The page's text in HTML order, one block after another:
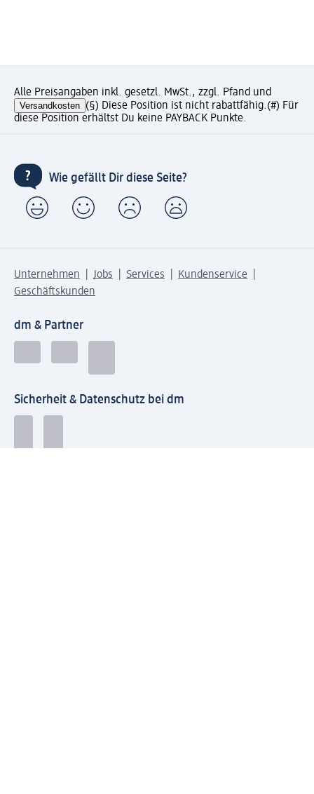
Alle Preisangaben inkl. gesetzl. MwSt., zzgl. Pfand und
Versandkosten (§) Diese Position ist nicht rabattfähig.(#) Für
diese Position erhältst Du keine PAYBACK Punkte.
Wie gefällt Dir diese Seite?
Unternehmen Jobs Services
Kundenservice
Geschäftskunden
dm & Partner
Sicherheit & Datenschutz bei dm